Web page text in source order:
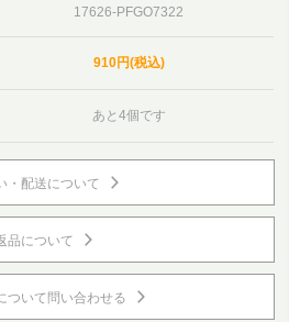
17626-PFGO7322
910円(税込)
あと4個です
・配送について
品について
ついて問い合わせる